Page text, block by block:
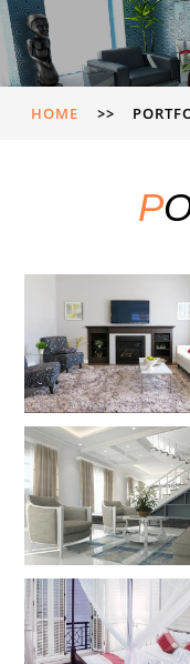
HOME >>
P